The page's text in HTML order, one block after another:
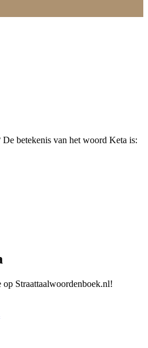
betekenis van het woord Keta is:
Straattaalwoordenboek.nl!